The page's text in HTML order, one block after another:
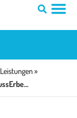
Leistungen»
Bayerische Spezialitäten-Datenbank GenussErbe; Sammlung bayerischer Spezialitäten